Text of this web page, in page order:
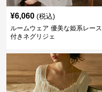
¥6,060 (税込)
ルームウェア 優美な姫系レース
付きネグリジェ